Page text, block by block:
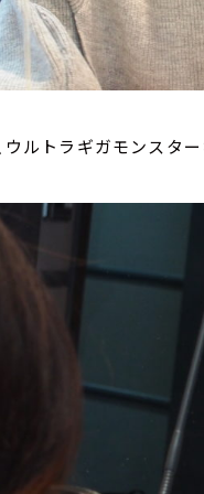
ウルトラギガモンスタ